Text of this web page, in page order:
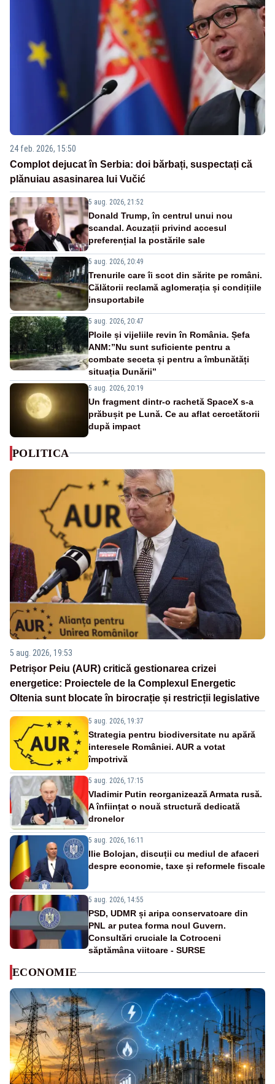
24 feb. 2026, 15:50
Complot dejucat în Serbia: doi bărbați, suspectați că
plănuiau asasinarea lui Vučić
5 aug. 2026, 21:52
Donald Trump, în centrul unui nou
scandal. Acuzații privind accesul
preferențial la postările sale
5 aug. 2026, 20:49
Trenurile care îi scot din sărite pe români.
Călătorii reclamă aglomerația și condițiile
insuportabile
5 aug. 2026, 20:47
Ploile și vijeliile revin în România. Șefa
ANM:”Nu sunt suficiente pentru a
combate seceta și pentru a îmbunătăți
situația Dunării”
5 aug. 2026, 20:19
Un fragment dintr-o rachetă SpaceX s-a
prăbușit pe Lună. Ce au aflat cercetătorii
după impact
POLITICA
5 aug. 2026, 19:53
Petrișor Peiu (AUR) critică gestionarea crizei
energetice: Proiectele de la Complexul Energetic
Oltenia sunt blocate în birocrație și restricții legislative
5 aug. 2026, 19:37
Strategia pentru biodiversitate nu apără
interesele României. AUR a votat
împotrivă
5 aug. 2026, 17:15
Vladimir Putin reorganizează Armata rusă.
A înființat o nouă structură dedicată
dronelor
5 aug. 2026, 16:11
Ilie Bolojan, discuții cu mediul de afaceri
despre economie, taxe și reformele fiscale
5 aug. 2026, 14:55
PSD, UDMR și aripa conservatoare din
PNL ar putea forma noul Guvern.
Consultări cruciale la Cotroceni
săptămâna viitoare - SURSE
ECONOMIE